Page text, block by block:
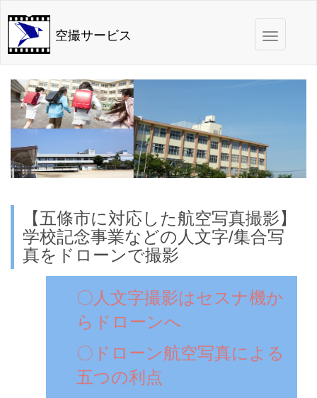
navigation
空撮サービス
【五條市に対応した航空写真撮影】
学校記念事業などの人文字/集合写
真をドローンで撮影
〇人文字撮影はセスナ機か
らドローンへ
〇ドローン航空写真による
五つの利点